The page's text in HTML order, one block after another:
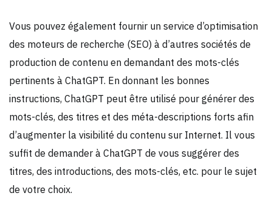
Vous pouvez également fournir un service d’optimisation
des moteurs de recherche (SEO) à d’autres sociétés de
production de contenu en demandant des mots-clés
pertinents à ChatGPT. En donnant les bonnes
instructions, ChatGPT peut être utilisé pour générer des
mots-clés, des titres et des méta-descriptions forts afin
d’augmenter la visibilité du contenu sur Internet. Il vous
suffit de demander à ChatGPT de vous suggérer des
titres, des introductions, des mots-clés, etc. pour le sujet
de votre choix.